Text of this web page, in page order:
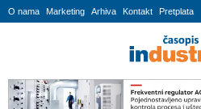
O nama Marketing Arhiva Kontakt Pretplata